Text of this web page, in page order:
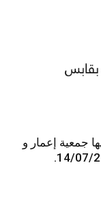
جمعية إعمار و